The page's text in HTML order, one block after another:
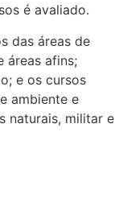
é avaliado.
das áreas de
áreas afins;
e os cursos
ambiente e
naturais, militar e